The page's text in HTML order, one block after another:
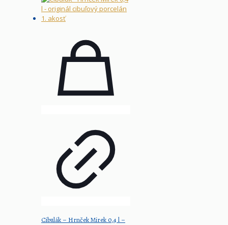
Cibulák – Hrnček Mirek 0,4 l –